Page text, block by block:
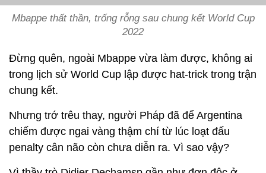
Mbappe thất thần, trống rỗng sau chung kết World Cup
2022
Đừng quên, ngoài Mbappe vừa làm được, không ai
trong lịch sử World Cup lập được hat-trick trong trận
chung kết.
Nhưng trớ trêu thay, người Pháp đã để Argentina
chiếm được ngai vàng thậm chí từ lúc loạt đấu
penalty cân não còn chưa diễn ra. Vì sao vậy?